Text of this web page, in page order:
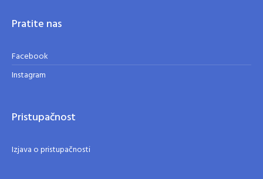
Pratite nas
Facebook
Instagram
Pristupačnost
Izjava o pristupačnosti